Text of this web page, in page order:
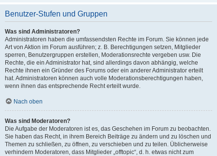
Benutzer-Stufen und Gruppen
Was sind Administratoren?
Administratoren haben die umfassendsten Rechte im Forum. Sie können jede
Art von Aktion im Forum ausführen; z. B. Berechtigungen setzen, Mitglieder
sperren, Benutzergruppen erstellen, Moderationsrechte vergeben usw. Die
Rechte, die ein Administrator hat, sind allerdings davon abhängig, welche
Rechte ihnen ein Gründer des Forums oder ein anderer Administrator erteilt
hat. Administratoren können auch volle Moderationsberechtigungen haben,
wenn ihnen das entsprechende Recht erteilt wurde.
Nach oben
Was sind Moderatoren?
Die Aufgabe der Moderatoren ist es, das Geschehen im Forum zu beobachten.
Sie haben das Recht, in ihrem Bereich Beiträge zu ändern und zu löschen und
Themen zu schließen, zu öffnen, zu verschieben und zu teilen. Üblicherweise
verhindern Moderatoren, dass Mitglieder „offtopic“, d. h. etwas nicht zum